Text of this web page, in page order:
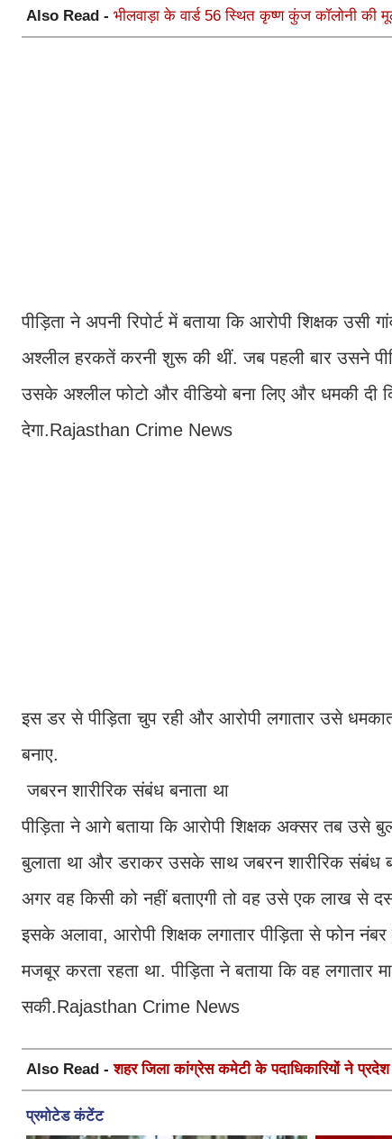
Also Read - भीलवाड़ा के वार्ड 56 स्थित कृष्ण कुंज कॉलोनी
पीड़िता ने अपनी रिपोर्ट में बताया कि आरोपी शिक्षक
अश्लील हरकतें करनी शुरू की थीं. जब पहली बार उसने
उसके अश्लील फोटो और वीडियो बना लिए और धमकी दी
देगा.Rajasthan Crime News
इस डर से पीड़िता चुप रही और आरोपी लगातार उसे
बनाए.
जबरन शारीरिक संबंध बनाता था
पीड़िता ने आगे बताया कि आरोपी शिक्षक अक्सर तब उसे
बुलाता था और डराकर उसके साथ जबरन शारीरिक संबंध
अगर वह किसी को नहीं बताएगी तो वह उसे एक लाख
इसके अलावा, आरोपी शिक्षक लगातार पीड़िता से फोन
मजबूर करता रहता था. पीड़िता ने बताया कि वह
सकी.Rajasthan Crime News
Also Read -शहर जिला कांग्रेस कमेटी के पदाधिकारियों ने प्रदेश